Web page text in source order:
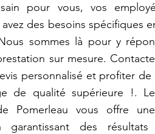
pour vous, vos
des besoins spécifiques
sommes là pour y
sur mesure.
personnalisé et profiter de
de qualité supérieure !.
Pomerleau vous offre
garantissant des